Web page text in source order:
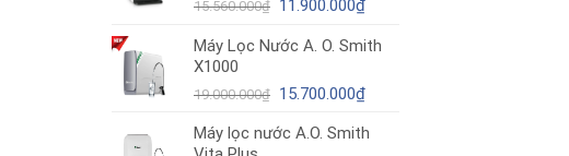
15.560.000₫ Giá
là:
11.900.000₫Giá
tại
11.900.000₫.
Máy Lọc Nước A. O. Smith
X1000
19.000.000₫ Giá
là:
15.700.000₫Giá
tại
Máy lọc nước A.O. Smith